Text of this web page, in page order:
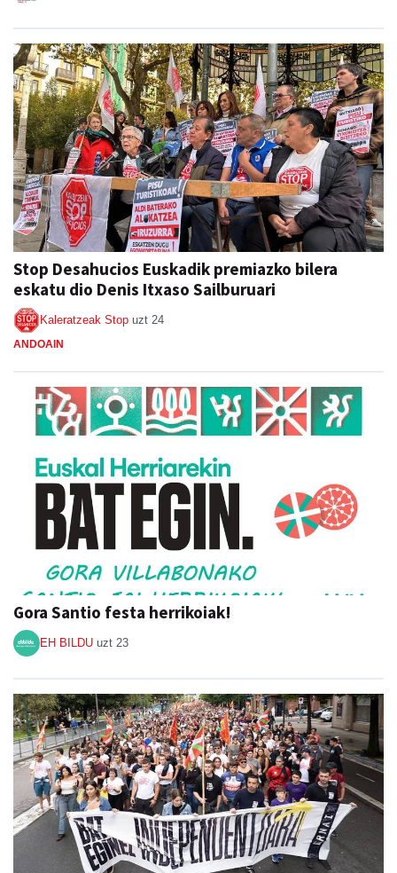
Stop Desahucios Euskadik premiazko bilera
eskatu dio Denis Itxaso Sailburuari
Kaleratzeak Stop uzt 24
ANDOAIN
Gora Santio festa herrikoiak!
EH BILDU uzt 23